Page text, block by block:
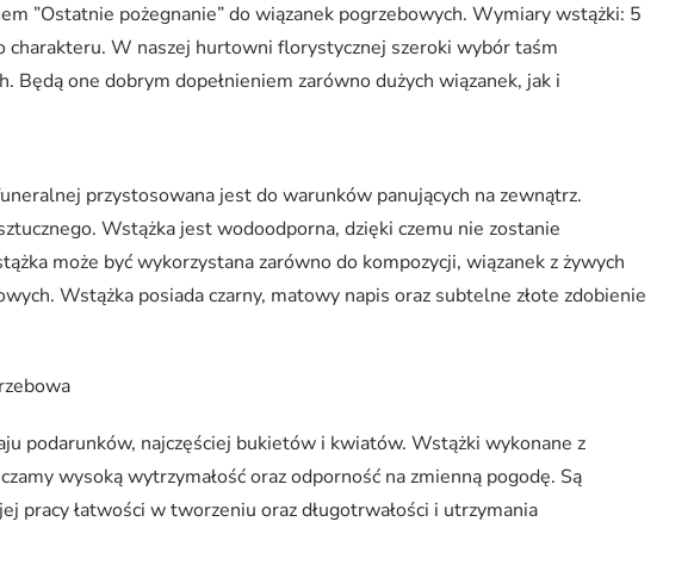
”Ostatnie pożegnanie” do wiązanek pogrzebowych. Wymiary wstążki: 5
charakteru. W naszej hurtowni florystycznej szeroki wybór taśm
Będą one dobrym dopełnieniem zarówno dużych wiązanek, jak i
przystosowana jest do warunków panujących na zewnątrz.
Wstążka jest wodoodporna, dzięki czemu nie zostanie
może być wykorzystana zarówno do kompozycji, wiązanek z żywych
Wstążka posiada czarny, matowy napis oraz subtelne złote zdobienie
podarunków, najczęściej bukietów i kwiatów. Wstążki wykonane z
wysoką wytrzymałość oraz odporność na zmienną pogodę. Są
pracy łatwości w tworzeniu oraz długotrwałości i utrzymania